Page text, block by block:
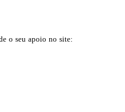
o seu apoio no site: